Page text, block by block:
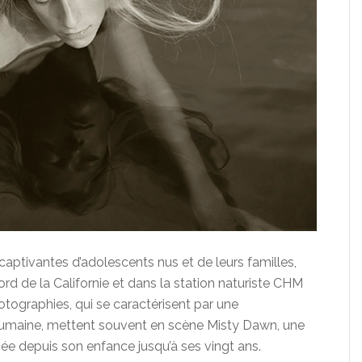
d’adolescents nus et de leurs familles,
de la Californie et dans la station naturiste CHM
qui se caractérisent par une
mettent souvent en scène Misty Dawn, une
depuis son enfance jusqu’à ses vingt ans.